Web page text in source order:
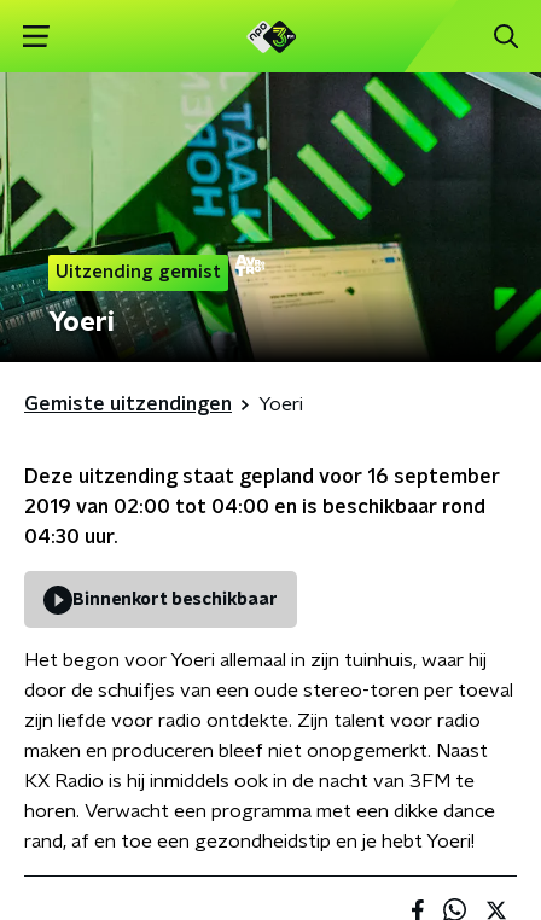
Uitzending gemist
Yoeri
Gemiste uitzendingen Yoeri
Deze uitzending staat gepland voor 16 september
2019 van 02:00 tot 04:00 en is beschikbaar rond
04:30 uur.
Binnenkort beschikbaar
Het begon voor Yoeri allemaal in zijn tuinhuis, waar hij
door de schuifjes van een oude stereo-toren per toeval
zijn liefde voor radio ontdekte. Zijn talent voor radio
maken en produceren bleef niet onopgemerkt. Naast
KX Radio is hij inmiddels ook in de nacht van 3FM te
horen. Verwacht een programma met een dikke dance
rand, af en toe een gezondheidstip en je hebt Yoeri!